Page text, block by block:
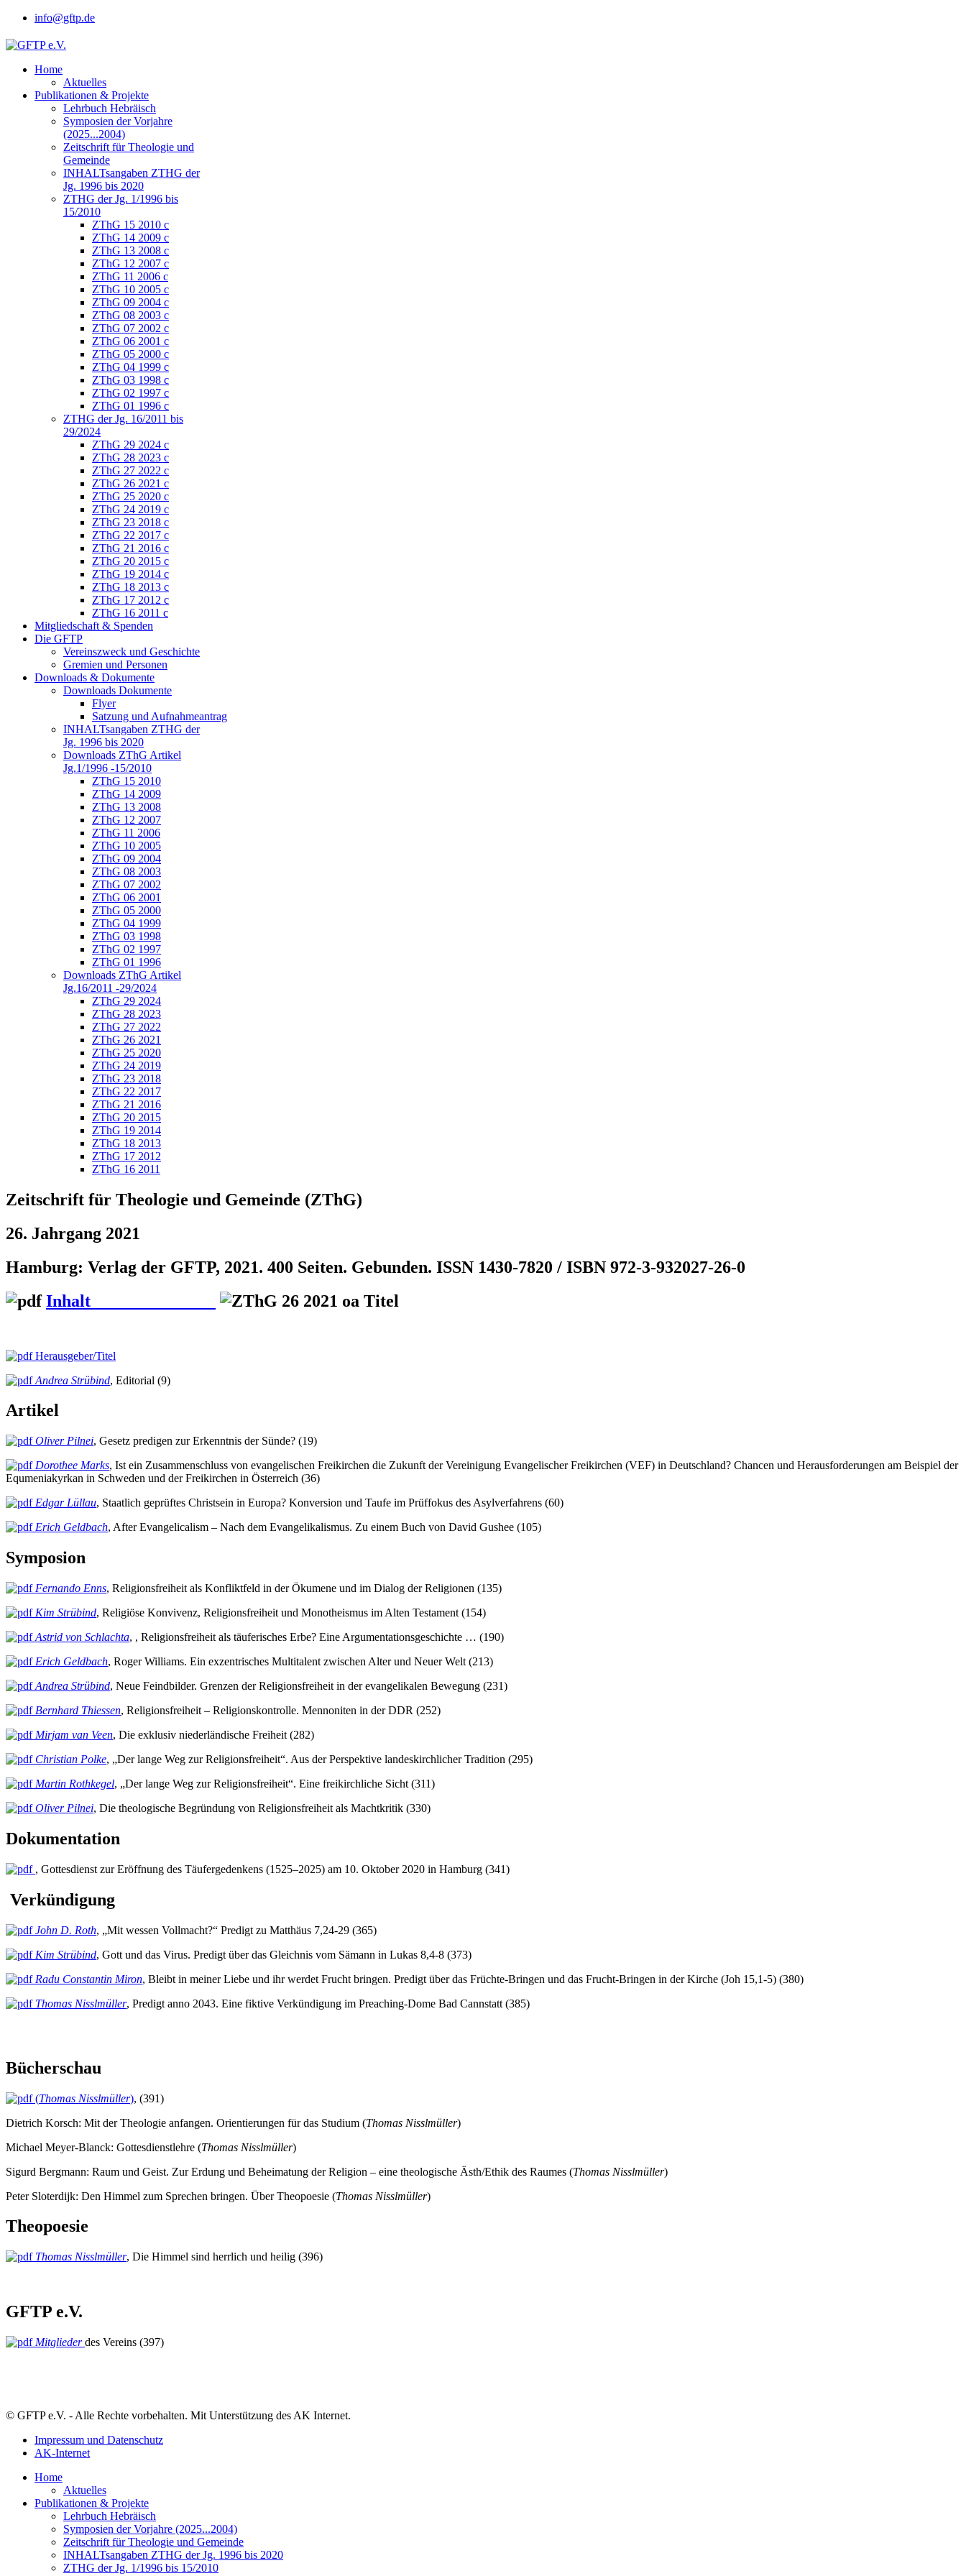
info@gftp.de
Home
Aktuelles
Publikationen & Projekte
Lehrbuch Hebräisch
Symposien der Vorjahre
(2025...2004)
Zeitschrift für Theologie und
Gemeinde
INHALTsangaben ZTHG der
Jg. 1996 bis 2020
ZTHG der Jg. 1/1996 bis
15/2010
ZThG 15 2010 c
ZThG 14 2009 c
ZThG 13 2008 c
ZThG 12 2007 c
ZThG 11 2006 c
ZThG 10 2005 c
ZThG 09 2004 c
ZThG 08 2003 c
ZThG 07 2002 c
ZThG 06 2001 c
ZThG 05 2000 c
ZThG 04 1999 c
ZThG 03 1998 c
ZThG 02 1997 c
ZThG 01 1996 c
ZTHG der Jg. 16/2011 bis
29/2024
ZThG 29 2024 c
ZThG 28 2023 c
ZThG 27 2022 c
ZThG 26 2021 c
ZThG 25 2020 c
ZThG 24 2019 c
ZThG 23 2018 c
ZThG 22 2017 c
ZThG 21 2016 c
ZThG 20 2015 c
ZThG 19 2014 c
ZThG 18 2013 c
ZThG 17 2012 c
ZThG 16 2011 c
Mitgliedschaft & Spenden
Die GFTP
Vereinszweck und Geschichte
Gremien und Personen
Downloads & Dokumente
Downloads Dokumente
Flyer
Satzung und Aufnahmeantrag
INHALTsangaben ZTHG der
Jg. 1996 bis 2020
Downloads ZThG Artikel
Jg.1/1996 -15/2010
ZThG 15 2010
ZThG 14 2009
ZThG 13 2008
ZThG 12 2007
ZThG 11 2006
ZThG 10 2005
ZThG 09 2004
ZThG 08 2003
ZThG 07 2002
ZThG 06 2001
ZThG 05 2000
ZThG 04 1999
ZThG 03 1998
ZThG 02 1997
ZThG 01 1996
Downloads ZThG Artikel
Jg.16/2011 -29/2024
ZThG 29 2024
ZThG 28 2023
ZThG 27 2022
ZThG 26 2021
ZThG 25 2020
ZThG 24 2019
ZThG 23 2018
ZThG 22 2017
ZThG 21 2016
ZThG 20 2015
ZThG 19 2014
ZThG 18 2013
ZThG 17 2012
ZThG 16 2011
Zeitschrift für Theologie und Gemeinde (ZThG)
26. Jahrgang 2021
Hamburg: Verlag der GFTP, 2021. 400 Seiten. Gebunden. ISSN 1430-7820 / ISBN 972-3-932027-26-0
Inhalt
Herausgeber/Titel
Andrea Strübind, Editorial (9)
Artikel
Oliver Pilnei, Gesetz predigen zur Erkenntnis der Sünde? (19)
Dorothee Marks, Ist ein Zusammenschluss von evangelischen Freikirchen die Zukunft der Vereinigung Evangelischer Freikirchen (VEF) in Deutschland? Chancen und Herausforderungen am Beispiel der
Equmeniakyrkan in Schweden und der Freikirchen in Österreich (36)
Edgar Lüllau, Staatlich geprüftes Christsein in Europa? Konversion und Taufe im Prüffokus des Asylverfahrens (60)
Erich Geldbach, After Evangelicalism – Nach dem Evangelikalismus. Zu einem Buch von David Gushee (105)
Symposion
Fernando Enns, Religionsfreiheit als Konfliktfeld in der Ökumene und im Dialog der Religionen (135)
Kim Strübind, Religiöse Konvivenz, Religionsfreiheit und Monotheismus im Alten Testament (154)
Astrid von Schlachta, , Religionsfreiheit als täuferisches Erbe? Eine Argumentationsgeschichte … (190)
Erich Geldbach, Roger Williams. Ein exzentrisches Multitalent zwischen Alter und Neuer Welt (213)
Andrea Strübind, Neue Feindbilder. Grenzen der Religionsfreiheit in der evangelikalen Bewegung (231)
Bernhard Thiessen, Religionsfreiheit – Religionskontrolle. Mennoniten in der DDR (252)
Mirjam van Veen, Die exklusiv niederländische Freiheit (282)
Christian Polke, „Der lange Weg zur Religionsfreiheit“. Aus der Perspektive landeskirchlicher Tradition (295)
Martin Rothkegel, „Der lange Weg zur Religionsfreiheit“. Eine freikirchliche Sicht (311)
Oliver Pilnei, Die theologische Begründung von Religionsfreiheit als Machtkritik (330)
Dokumentation
, Gottesdienst zur Eröffnung des Täufergedenkens (1525–2025) am 10. Oktober 2020 in Hamburg (341)
Verkündigung
John D. Roth, „Mit wessen Vollmacht?“ Predigt zu Matthäus 7,24-29 (365)
Kim Strübind, Gott und das Virus. Predigt über das Gleichnis vom Sämann in Lukas 8,4-8 (373)
Radu Constantin Miron, Bleibt in meiner Liebe und ihr werdet Frucht bringen. Predigt über das Früchte-Bringen und das Frucht-Bringen in der Kirche (Joh 15,1-5) (380)
Thomas Nisslmüller, Predigt anno 2043. Eine fiktive Verkündigung im Preaching-Dome Bad Cannstatt (385)
Bücherschau
(Thomas Nisslmüller), (391)
Dietrich Korsch: Mit der Theologie anfangen. Orientierungen für das Studium (Thomas Nisslmüller)
Michael Meyer-Blanck: Gottesdienstlehre (Thomas Nisslmüller)
Sigurd Bergmann: Raum und Geist. Zur Erdung und Beheimatung der Religion – eine theologische Ästh/Ethik des Raumes (Thomas Nisslmüller)
Peter Sloterdijk: Den Himmel zum Sprechen bringen. Über Theopoesie (Thomas Nisslmüller)
Theopoesie
Thomas Nisslmüller, Die Himmel sind herrlich und heilig (396)
GFTP e.V.
Mitgliederdes Vereins (397)
© GFTP e.V. - Alle Rechte vorbehalten. Mit Unterstützung des AK Internet.
Impressum und Datenschutz
AK-Internet
Home
Aktuelles
Publikationen & Projekte
Lehrbuch Hebräisch
Symposien der Vorjahre (2025...2004)
Zeitschrift für Theologie und Gemeinde
INHALTsangaben ZTHG der Jg. 1996 bis 2020
ZTHG der Jg. 1/1996 bis 15/2010